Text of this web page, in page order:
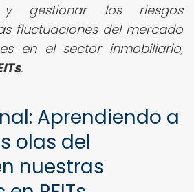
y gestionar los riesgos
fluctuaciones del mercado
en el sector inmobiliario,
.
Aprendiendo a
olas del
nuestras